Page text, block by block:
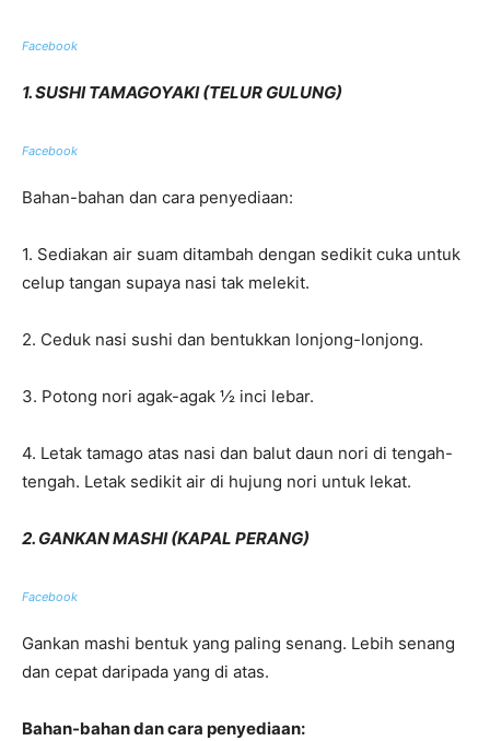
Facebook
1. SUSHI TAMAGOYAKI (TELUR GULUNG)
Facebook
Bahan-bahan dan cara penyediaan:
1. Sediakan air suam ditambah dengan sedikit cuka untuk
celup tangan supaya nasi tak melekit.
2. Ceduk nasi sushi dan bentukkan lonjong-lonjong.
3. Potong nori agak-agak ½ inci lebar.
4. Letak tamago atas nasi dan balut daun nori di tengah-
tengah. Letak sedikit air di hujung nori untuk lekat.
2. GANKAN MASHI (KAPAL PERANG)
Facebook
Gankan mashi bentuk yang paling senang. Lebih senang
dan cepat daripada yang di atas.
Bahan-bahan dan cara penyediaan: